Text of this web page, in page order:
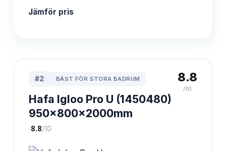
Jämför pris
#2 BÄST FÖR STORA BADRUM
Hafa Igloo Pro U (1450480)
950x800x2000mm
·8.8/10
8.8
/10